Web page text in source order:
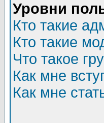
Уровни
Кто такие
Кто такие
Что такое
Как мне
Как мне